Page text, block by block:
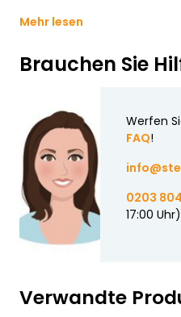
Mehr lesen
Brauchen Sie
Werfen
FAQ!
0203
17:00 Uhr)
Verwandte